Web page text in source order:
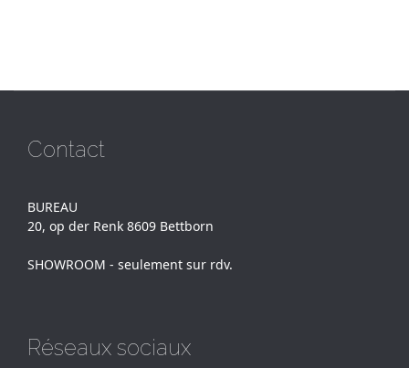
Contact
BUREAU
20, op der Renk 8609 Bettborn
SHOWROOM - seulement sur rdv.
Réseaux sociaux